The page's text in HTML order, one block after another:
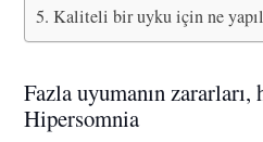
Kaliteli bir uyku için ne
Fazla uyumanın zararları,
Hipersomnia